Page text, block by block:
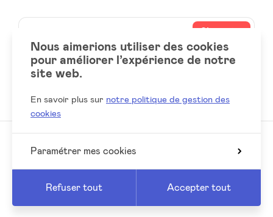
Name
Votre
email
Social
LinkedIn
Nous aimerions utiliser des cookies
pour améliorer l’expérience de notre
site web.
En savoir plus sur notre politique de gestion des
cookies
Paramétrer mes cookies
Refuser tout Accepter tout